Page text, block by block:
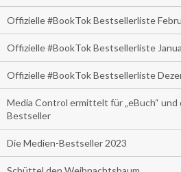
Offizielle #BookTok Bestsellerliste
Offizielle #BookTok Bestsellerliste
Offizielle #BookTok Bestsellerliste
Media Control ermittelt für „eBuch“ und
Bestseller
Die Medien-Bestseller 2023